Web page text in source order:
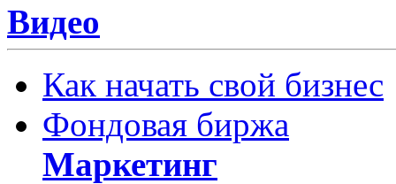
Видео
Как начать свой бизнес
Фондовая биржа
Маркетинг